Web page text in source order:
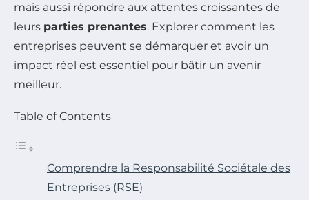
mais aussi répondre aux attentes croissantes de
leurs parties prenantes. Explorer comment les
entreprises peuvent se démarquer et avoir un
impact réel est essentiel pour bâtir un avenir
meilleur.
Table of Contents
Comprendre la Responsabilité Sociétale des
Entreprises (RSE)